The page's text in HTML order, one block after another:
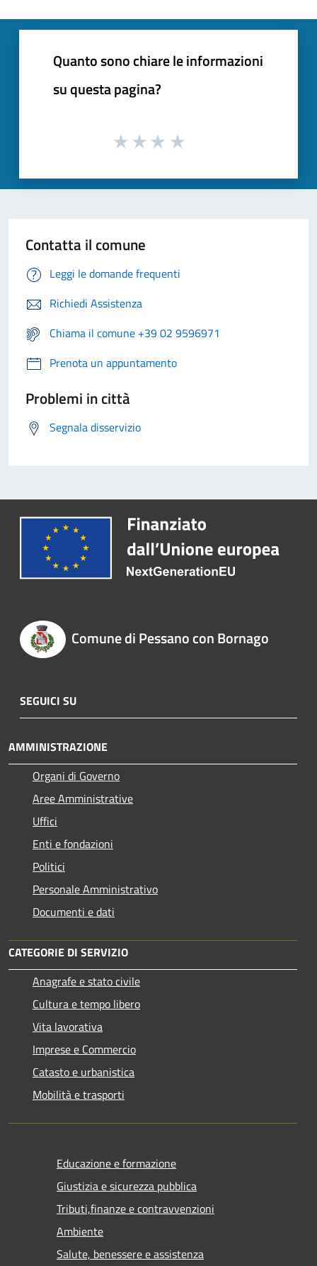
Quanto sono chiare le informazioni
su questa pagina?
Contatta il comune
Leggi le domande frequenti
Richiedi Assistenza
Chiama il comune +39 02 9596971
Prenota un appuntamento
Problemi in città
Segnala disservizio
Comune di Pessano con Bornago
SEGUICI SU
AMMINISTRAZIONE
Organi di Governo
Aree Amministrative
Uffici
Enti e fondazioni
Politici
Personale Amministrativo
Documenti e dati
CATEGORIE DI SERVIZIO
Anagrafe e stato civile
Cultura e tempo libero
Vita lavorativa
Imprese e Commercio
Catasto e urbanistica
Mobilità e trasporti
Educazione e formazione
Giustizia e sicurezza pubblica
Tributi,finanze e contravvenzioni
Ambiente
Salute, benessere e assistenza